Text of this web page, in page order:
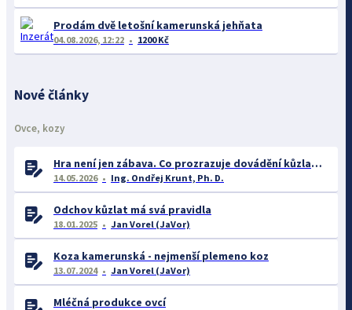
Prodám dvě letošní kamerunská jehňata
04.08.2026, 12:22 1200 Kč
Nové články
Ovce, kozy
Hra není jen zábava. Co prozrazuje dovádění kůzlat o jejich welfare?
14.05.2026 Ing. Ondřej Krunt, Ph. D.
Odchov kůzlat má svá pravidla
18.01.2025 Jan Vorel (JaVor)
Koza kamerunská - nejmenší plemeno koz
13.07.2024 Jan Vorel (JaVor)
Mléčná produkce ovcí